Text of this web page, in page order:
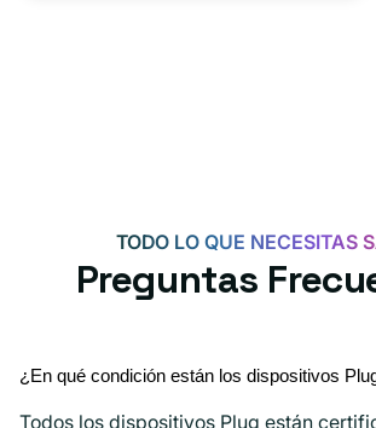
TODO LO QUE NECESITAS
Preguntas
¿En qué condición están los dispositivos
Todos los dispositivos Plug están